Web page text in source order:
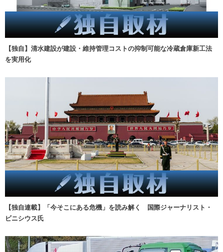
【独自】清水建設が建設・維持管理コストの抑制可能な冷蔵倉庫新工法
を実用化
【独自連載】「今そこにある危機」を読み解く 国際ジャーナリスト・
ビニシウス氏